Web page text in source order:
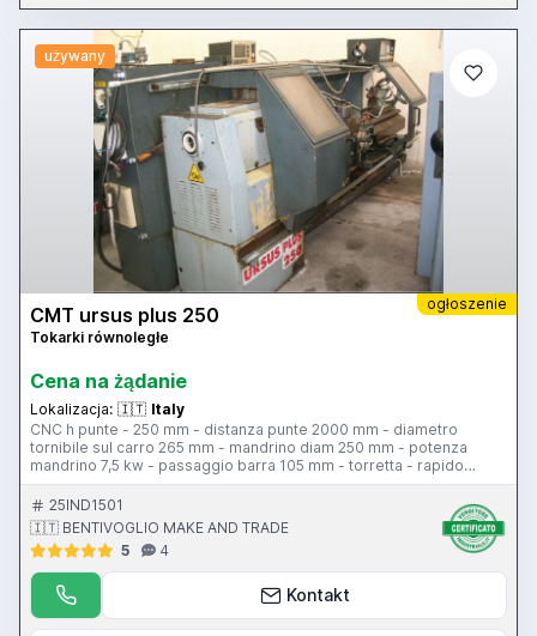
używany
ogłoszenie
CMT ursus plus 250
Tokarki równoległe
Cena na żądanie
Lokalizacja: 🇮🇹 Italy
CNC h punte - 250 mm - distanza punte 2000 mm - diametro
tornibile sul carro 265 mm - mandrino diam 250 mm - potenza
mandrino 7,5 kw - passaggio barra 105 mm - torretta - rapido
longitudinale 5 m/min - rapido trasversale 5 m/min - comandi sul
carro - larghezza bancale 330 mm - contropunta - attacco
contropunta c.m. 5 - piattaforma diam 500 mm - lunette -
protezione antinfortunistica
25IND1501
🇮🇹 BENTIVOGLIO MAKE AND TRADE
5
4
Kontakt